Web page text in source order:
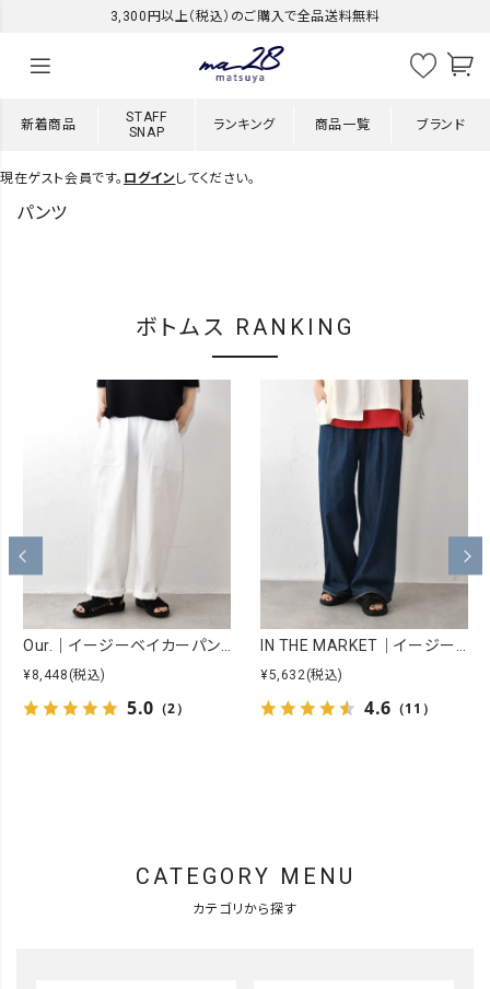
3,300円以上（税込）のご購入で全品送料無料
新着商品
STAFF
SNAP
ランキング 商品一覧 ブランド
現在ゲスト会員です。 ログインしてください。
パンツ
ボトムス RANKING
¥8,448 (税込)
5.0 （2）
¥5,632(税込)
4.6 （11）
CATEGORY MENU
カテゴリから探す